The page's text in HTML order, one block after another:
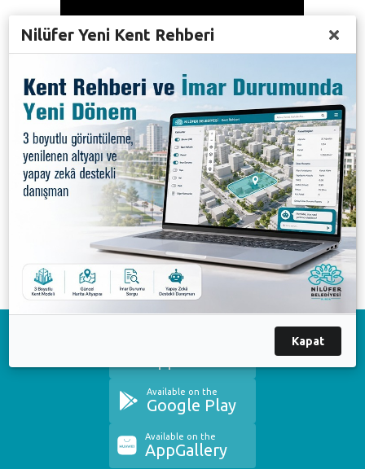
Atatürk Kent Ormanı’nın Nilüfer Belediyesi’nden
alınarak Bursa Büyükşehir Belediyesi’ne
verilmesinden dolayı çok sayıda Nilüferli ve doğa
sever Nilüfer Kent Konseyi öncülüğünde direniş
etkinliği düzenledi.
Nilüfer Kent Konseyi Atatürk Kent Ormanı
Available on the
Google Play
Available on the
AppGallery
Nilüfer Yeni Kent Rehberi
Kapat